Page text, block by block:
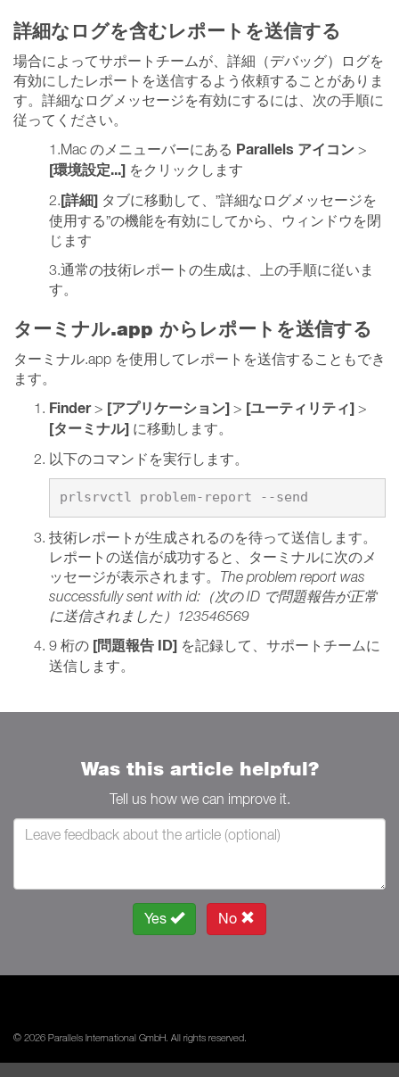
詳細なログを含むレポートを送信する
場合によってサポートチームが、詳細（デバッグ）ログを
有効にしたレポートを送信するよう依頼することがありま
す。詳細なログメッセージを有効にするには、次の手順に
従ってください。
1.Mac のメニューバーにある Parallels アイコン >
[環境設定...] をクリックします
2.[詳細] タブに移動して、”詳細なログメッセージを
使用する”の機能を有効にしてから、ウィンドウを閉
じます
3.通常の技術レポートの生成は、上の手順に従いま
す。
ターミナル.app からレポートを送信する
ターミナル.app を使用してレポートを送信することもでき
ます。
Finder> [アプリケーション] > [ユーティリティ] >
[ターミナル] に移動します。
以下のコマンドを実行します。
prlsrvctl problem-report --send
技術レポートが生成されるのを待って送信します。
レポートの送信が成功すると、ターミナルに次のメ
ッセージが表示されます。 The problem report was
successfully sent with id:（次の ID で問題報告が正常
に送信されました）123546569
9 桁の [問題報告 ID] を記録して、サポートチームに
送信します。
Was this article helpful?
Tell us how we can improve it.
Yes No
© 2026 Parallels International GmbH. All rights reserved.